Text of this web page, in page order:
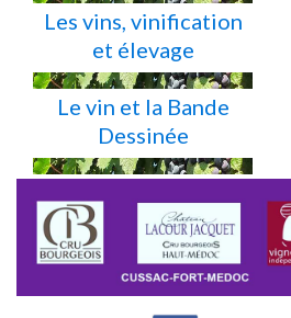
Les vins, vinification
et élevage
Le vin et la Bande
Dessinée